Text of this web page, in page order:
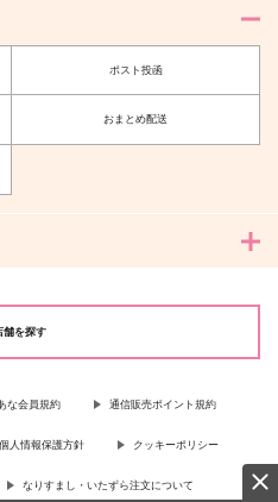
ポスト投函
おまとめ配送
舗を探す
な会員規約 通信販売ポイント規約
個人情報保護方針 クッキーポリシー
なりすまし・いたずら注文について